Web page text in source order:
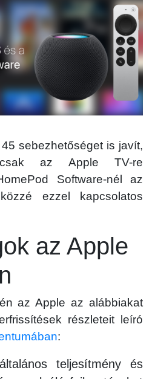
sebezhetőséget is javít,
csak az Apple TV-re
Software-nél az
ezzel kapcsolatos
az Apple
az Apple az alábbiakat
részleteit leíró
:
teljesítmény és